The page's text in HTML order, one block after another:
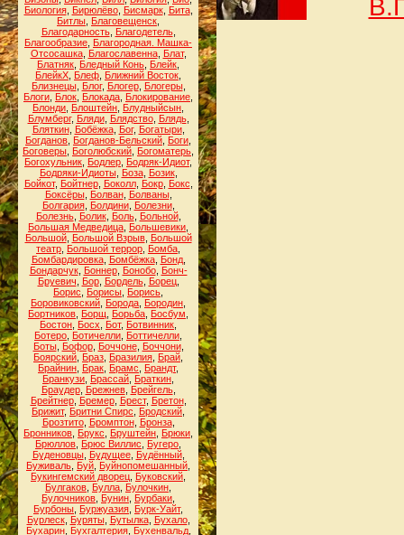
Биология, Бирюлёво, Бисмарк, Бита,
Битлы Благовещенск
Благодарность, Благодетель,
Благообразие Благородная. Машка-
Отсосашка, Благославенна, Блат,
Блатняк Бледный Конь Блейк
БлейкХ Блеф Ближний Восток
Близнецы, Блог, Блогер, Блогеры,
Блоги Блок Блокада Блокирование
Блонди Блоштейн Блудныйсын
Блумберг, Бляди, Блядство, Блядь,
Бляткин, Бобёжка, Бог, Богатыри,
Богданов Богданов-Бельский Боги
Боговеры Боголюбский Богоматерь
Богохульник Бодлер Бодряк-Идиот,
Бодряки-Идиоты, Боза, Бозик,
Бойкот, Бойтнер, Боколл, Бокр, Бокс
Боксёры, Болван, Болваны,
Болгария, Болдини, Болезни,
Болезнь, Болик, Боль, Больной,
Большая Медведица Большевики
Большой, Большой Взрыв, Большой
театр Большой террор Бомба
Бомбардировка, Бомбёжка, Бонд,
Бондарчук, Боннер, Бонобо, Бонч-
Бруевич
Бор, Бордель, Борец,
Борис
Борисы Борись
Боровиковский Борода Бородин
Бортников Борщ Борьба Босбум
Бостон Босх Бот, Ботвинник
Ботеро Ботичелли Боттичелли
Боты, Бофор, Боччоне, Боччони,
Боярский Браз Бразилия Брай
Брайнин Брак Брамс Брандт,
Бранкузи Брассай Браткин
Браудер, Брежнев, Брейгель,
Брейтнер, Бремер, Брест, Бретон,
Брижит, Бритни Спирс Бродский
Брозтито, Бромптон, Бронза,
Бронников Брукс Бруштейн Брюки
Брюллов Брюс Виллис Бугеро
Буденовцы, Будущее, Будённый,
Буживаль Буй Буйнопомешанный
Букингемский дворец Буковский
Булгаков Булла Булочкин
Булочников Бунин Бурбаки
Бурбоны Буржуазия Бурк-Уайт,
Бурлеск, Буряты, Бутылка, Бухало,
Бухарин, Бухгалтерия, Бухенвальд,